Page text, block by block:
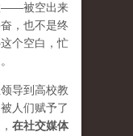
——被空出来
，也不是终
个空白，忙
导到高校教
人们赋予了
在社交媒体